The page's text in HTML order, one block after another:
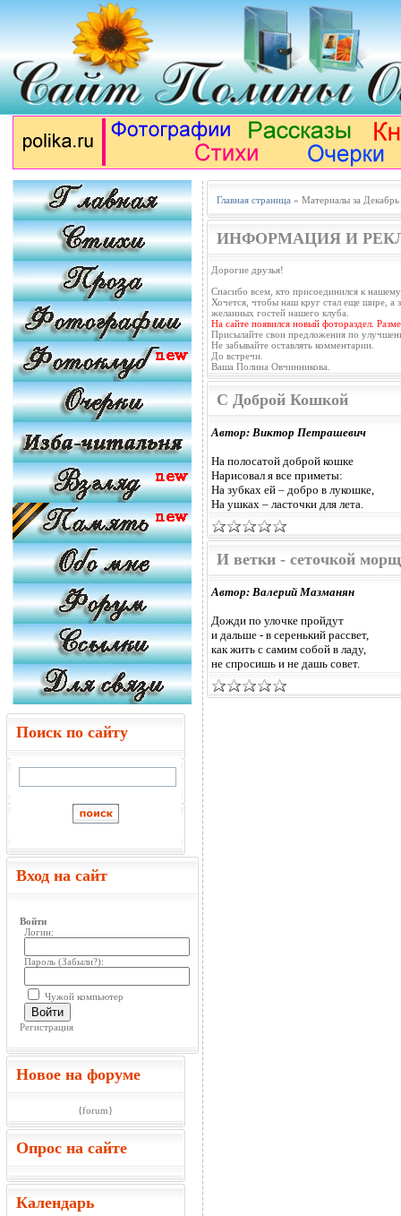
Поиск по сайту
Вход на сайт
Войти
Логин:
Пароль (Забыли?):
Чужой компьютер
Войти
Регистрация
Новое на форуме
{forum}
Опрос на сайте
Календарь
Главная страница » Материалы за
ИНФОРМАЦИЯ И
Дорогие друзья!
Спасибо всем, кто присоединился к
Хочется, чтобы наш круг стал еще шире, а
желанных гостей нашего клуба.
На сайте появился новый фотораздел.
Присылайте свои предложения по
Не забывайте оставлять комментарии.
До встречи.
Ваша Полина Овчинникова.
С Доброй Кошкой
Автор: Виктор Петрашевич
На полосатой доброй кошке
Нарисовал я все приметы:
На зубках ей – добро в лукошке,
На ушках – ласточки для лета.
И ветки - сеточкой
Автор: Валерий Мазманян
Дожди по улочке пройдут
и дальше - в серенький рассвет,
как жить с самим собой в ладу,
не спросишь и не дашь совет.